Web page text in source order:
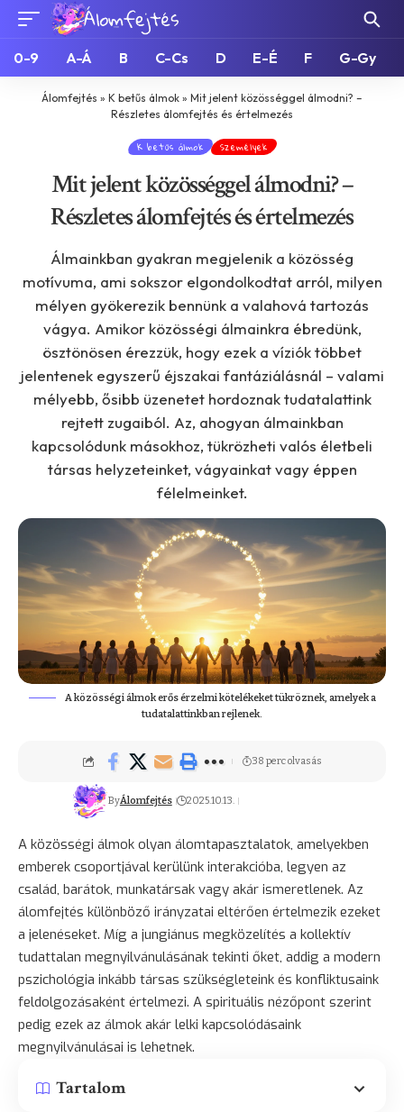
0-9 A-Á B C-Cs D E-É F G-Gy
Álomfejtés » K betűs álmok » Mit jelent közösséggel álmodni? –
Részletes álomfejtés és értelmezés
K betűs álmok Személyek
Mit jelent közösséggel álmodni? –
Részletes álomfejtés és értelmezés
Álmainkban gyakran megjelenik a közösség
motívuma, ami sokszor elgondolkodtat arról, milyen
mélyen gyökerezik bennünk a valahová tartozás
vágya. Amikor közösségi álmainkra ébredünk,
ösztönösen érezzük, hogy ezek a víziók többet
jelentenek egyszerű éjszakai fantáziálásnál – valami
mélyebb, ősibb üzenetet hordoznak tudatalattink
rejtett zugaiból. Az, ahogyan álmainkban
kapcsolódunk másokhoz, tükrözheti valós életbeli
társas helyzeteinket, vágyainkat vagy éppen
félelmeinket.
A közösségi álmok erős érzelmi kötelékeket tükröznek, amelyek a
tudatalattinkban rejlenek.
ByÁlomfejtés 2025.10.13.
38 perc olvasás
A közösségi álmok olyan álomtapasztalatok, amelyekben
emberek csoportjával kerülünk interakcióba, legyen az
család, barátok, munkatársak vagy akár ismeretlenek. Az
álomfejtés különböző irányzatai eltérően értelmezik ezeket
a jelenéseket. Míg a jungiánus megközelítés a kollektív
tudattalan megnyilvánulásának tekinti őket, addig a modern
pszichológia inkább társas szükségleteink és konfliktusaink
feldolgozásaként értelmezi. A spirituális nézőpont szerint
pedig ezek az álmok akár lelki kapcsolódásaink
megnyilvánulásai is lehetnek.
Tartalom